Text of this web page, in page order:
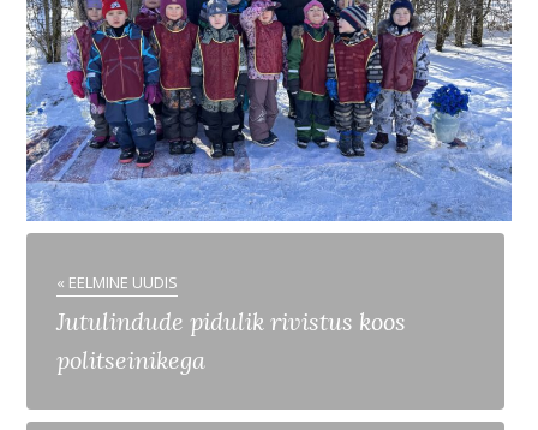
« EELMINE UUDIS
Jutulindude pidulik rivistus koos
politseinikega